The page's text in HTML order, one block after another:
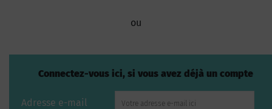
ou
Connectez-vous ici, si vous avez déjà un compte
Adresse e-mail